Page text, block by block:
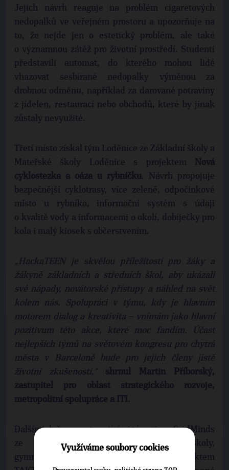
Jejich návrh reaguje na problém cigaretových
nedopalků ve veřejném prostoru a upozorňuje na
to, že nejde jen o estetický problém, ale také
o významnou zátěž pro životní prostředí. Studenti
představili automat, do kterého mohou lidé
vhazovat sesbírané nedopalky výměnou za
drobnou odměnu, například za darované potraviny
z jídelen, restaurací nebo obchodů, které by jinak
zůstaly nevyužité.
Třetí místo získal tým Loděnice ze Základní školy a
Mateřské školy Loděnice s projektem
Nová
cyklostezka a oáza u rybníčku. Návrh propojuje
bezpečnější cyklotrasy, více zeleně, odpočinkové
místo u rybníka, informační systém s údaji
o kvalitě vody a informacemi o okolí, dobíječky pro
kola i malý kiosek s občerstvením.
„HackaTEEN je skvělou příležitostí pro žáky a
žákyně základních a středních škol, aby ukázali
své nápady, novátorské přístupy a náhled na svět
kolem nás. Spolupráci v týmu, kdy je hlavním
motorem dialog a kreativita – vnímám jako hlavní
pozitivum této akce, které moc fandím. Účast
nejlepších týmů na světovém kongresu pro chytrá
města v Barceloně bude pro jejich členy jistě
životní zkušeností,“
shrnul Martin Příborský,
zastupitel pro oblast strategického rozvoje,
metropolitní spolupráce a ITI.
Dalšími dvěma postupujícími týmy jsou GridMinds
ze Smíchovské střední průmyslové školy,
gymnázia a hotelové školy Radlická s projektem
Využíváme soubory cookies